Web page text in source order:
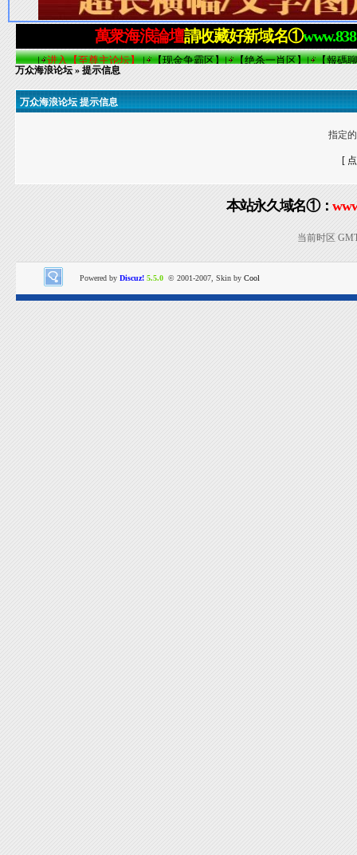
万众海浪论坛 » 提示信息
万众海浪论坛 提示信息
指定
[
本站永久域名①：
当前时区
Powered by Discuz! 5.5.0 © 2001-2007, Skin by Cool